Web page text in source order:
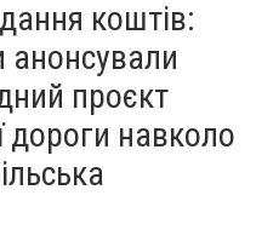
коштів:
анонсували
проєкт
дороги навколо